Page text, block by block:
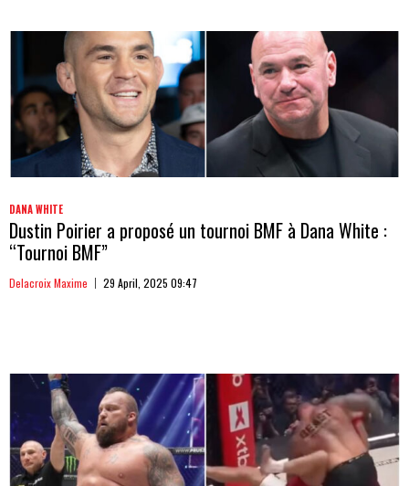
DANA WHITE
Dustin Poirier a proposé un tournoi BMF à Dana White :
“Tournoi BMF”
Delacroix Maxime 29 April, 2025 09:47